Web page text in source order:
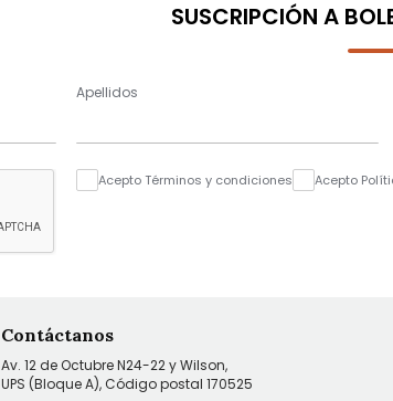
SUSCRIPCIÓN A
Apellidos
Acepto Términos y condiciones Acepto
Contáctanos
Av. 12 de Octubre N24-22 y Wilson,
UPS (Bloque A), Código postal 170525